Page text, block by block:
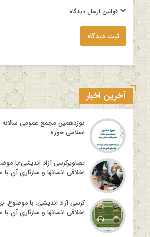
قوانین ارسال دیدگاه
ثبت دیدگاه
آخرین اخبار
نوزدهمین مجمع عمومی سالانه
اسلامی حوزه
تصاویرکرسی آزاد اندیشی؛با
اخلاقی انسانها و سازگاری آن با
کرسی آزاد اندیشی؛ با موضوع:
اخلاقی انسانها و سازگاری آن با